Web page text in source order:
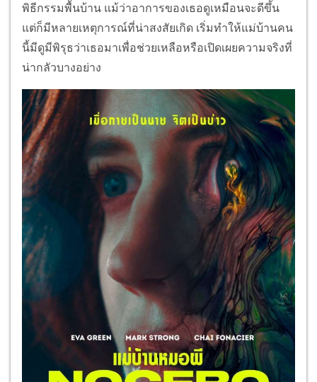
พิธีกรรมพื้นบ้าน แม้ว่าอาการของเธอดูเหมือนจะดีขึ้น
แต่ก็มีหลายเหตุการณ์ที่น่าสงสัยเกิด เริ่มทำให้แม่บ้านคน
นี้มีดูมีพิรุธว่าเธอมาเพื่อช่วยเหลือหรือเปิดเผยความจริงที่
น่ากลัวบางอย่าง